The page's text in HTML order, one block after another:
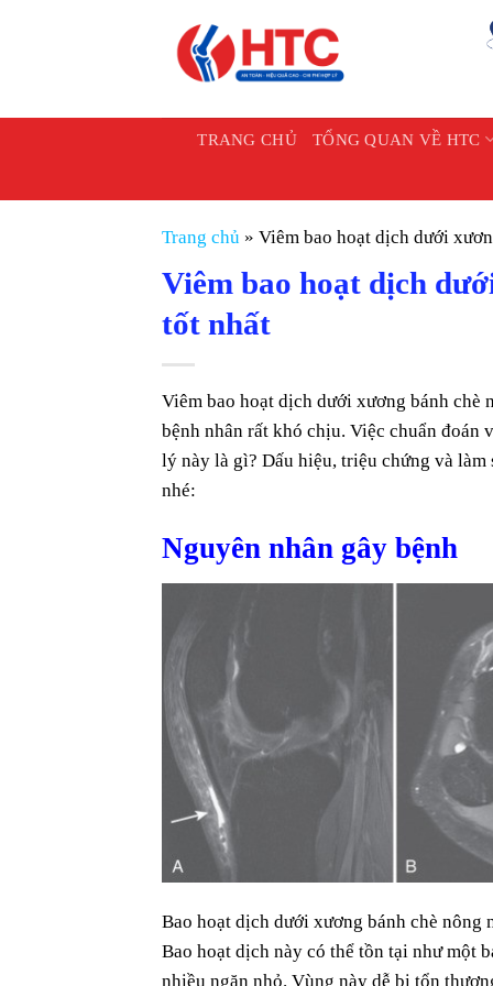
TRANG CHỦ TỔNG QUAN VỀ HTC
Trang chủ » Viêm bao hoạt dịch dưới
Viêm bao hoạt dịch
tốt nhất
Viêm bao hoạt dịch dưới xương bánh
bệnh nhân rất khó chịu. Việc chuẩn đoán
lý này là gì? Dấu hiệu, triệu chứng và
nhé:
Nguyên nhân gây bệnh
Bao hoạt dịch dưới xương bánh chè nông
Bao hoạt dịch này có thể tồn tại như một
nhiều ngăn nhỏ. Vùng này dễ bị tổn